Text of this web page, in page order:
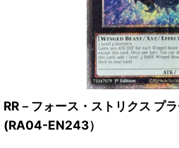
RR－フォース・ストリクス プ
(RA04-EN243）